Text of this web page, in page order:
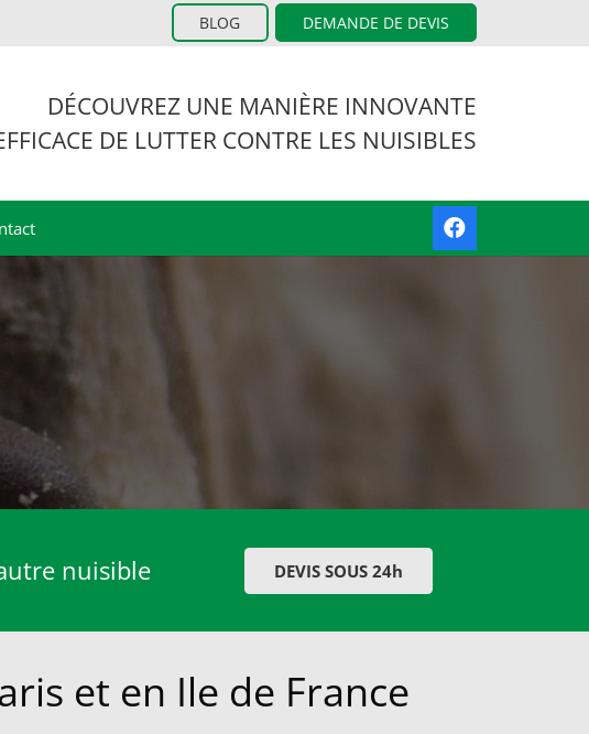
BLOG DEMANDE DE DEVIS
DÉCOUVREZ UNE MANIÈRE INNOVANTE
DE LUTTER CONTRE LES NUISIBLES
nuisible DEVIS SOUS 24h
et en Ile de France